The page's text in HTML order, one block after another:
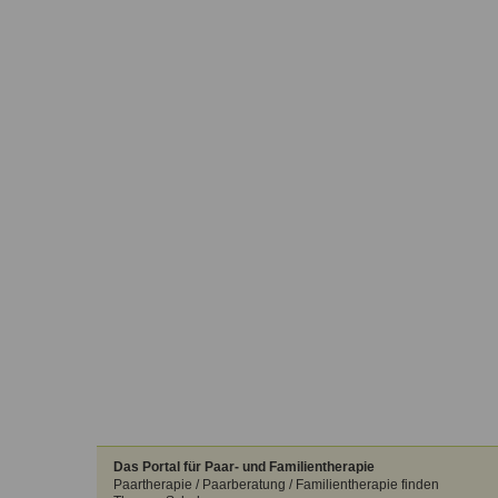
Das Portal für Paar- und Familientherapie
Paartherapie / Paarberatung / Familientherapie finden